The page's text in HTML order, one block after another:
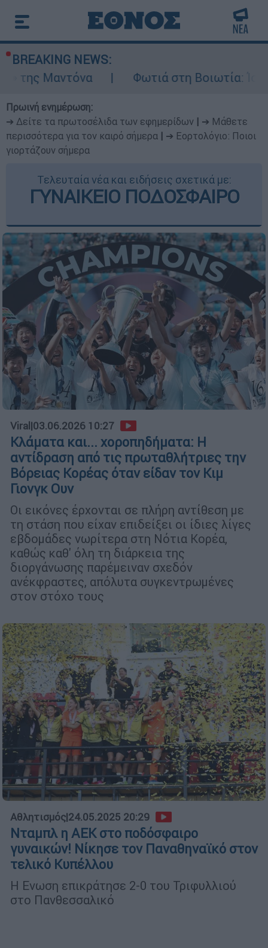
BREAKING NEWS:
Φωτιά στη Βοιωτία: Ίση με έξι
Πρωινή ενημέρωση:
➔ Δείτε τα πρωτοσέλιδα των εφημερίδων
➔ Μάθετε
περισσότερα για τον καιρό σήμερα
➔ Εορτολόγιο: Ποιοι
γιορτάζουν σήμερα
Τελευταία νέα και ειδήσεις σχετικά με:
ΓΥΝΑΙΚΕΙΟ ΠΟΔΟΣΦΑΙΡΟ
Viral |03.06.2026 10:27
Κλάματα και... χοροπηδήματα: Η
αντίδραση από τις πρωταθλήτριες την
Βόρειας Κορέας όταν είδαν τον Κιμ
Γιονγκ Ουν
Οι εικόνες έρχονται σε πλήρη αντίθεση με
τη στάση που είχαν επιδείξει οι ίδιες λίγες
εβδομάδες νωρίτερα στη Νότια Κορέα,
καθώς καθ' όλη τη διάρκεια της
διοργάνωσης παρέμειναν σχεδόν
ανέκφραστες, απόλυτα συγκεντρωμένες
στον στόχο τους
Αθλητισμός|24.05.2025 20:29
Νταμπλ η ΑΕΚ στο ποδόσφαιρο
γυναικών! Νίκησε τον Παναθηναϊκό στον
τελικό Κυπέλλου
Η Ενωση επικράτησε 2-0 του Τριφυλλιού
στο Πανθεσσαλικό